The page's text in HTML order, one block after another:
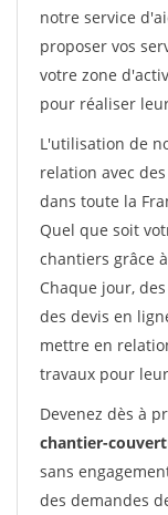
notre service
proposer vos
votre zone
pour réaliser
L'utilisation de
relation avec
dans toute la
Quel que soit
chantiers grâce à
Chaque jour,
des devis en
mettre en
travaux pour
Devenez dès à
chantier-
sans
des demandes